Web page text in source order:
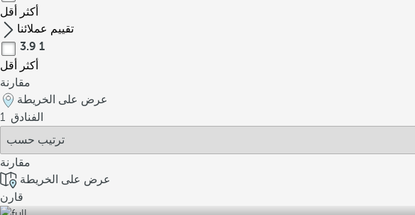
أكثر
أقل
تقييم عملائنا
3.9 1
أكثر
أقل
مقارنة
عرض على الخريطة
1 الفنادق
مقارنة
عرض على الخريطة
قارن